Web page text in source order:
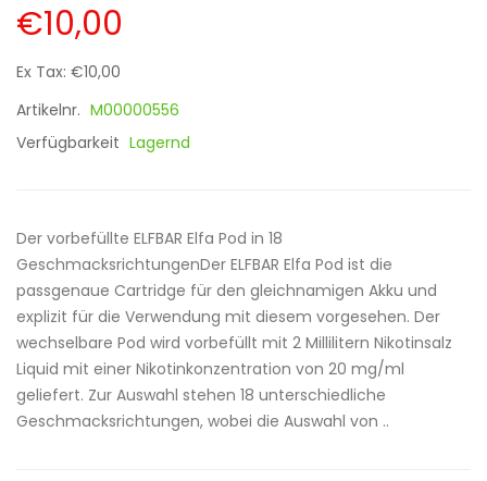
€10,00
Ex Tax: €10,00
Artikelnr. M00000556
Verfügbarkeit Lagernd
Der vorbefüllte ELFBAR Elfa Pod in 18
GeschmacksrichtungenDer ELFBAR Elfa Pod ist die
passgenaue Cartridge für den gleichnamigen Akku und
explizit für die Verwendung mit diesem vorgesehen. Der
wechselbare Pod wird vorbefüllt mit 2 Millilitern Nikotinsalz
Liquid mit einer Nikotinkonzentration von 20 mg/ml
geliefert. Zur Auswahl stehen 18 unterschiedliche
Geschmacksrichtungen, wobei die Auswahl von ..